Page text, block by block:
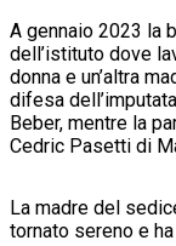
A gennaio 2023 la
dell’istituto dove
donna e un’altra
difesa
Beber, mentre la
Cedric Pasetti di
La madre del
tornato sereno e